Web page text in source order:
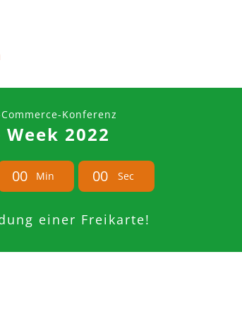
Konferenz
Week 2022
00 Min 00 Sec
einer Freikarte!